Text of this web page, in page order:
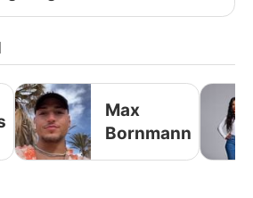
Max
Bornmann